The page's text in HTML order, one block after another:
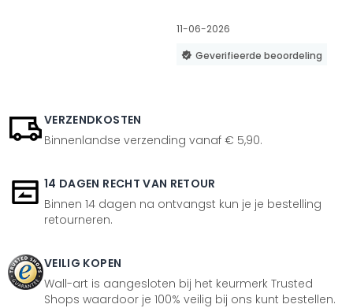
11-06-2026
Geverifieerde beoordeling
VERZENDKOSTEN
Binnenlandse verzending vanaf € 5,90.
14 DAGEN RECHT VAN RETOUR
Binnen 14 dagen na ontvangst kun je je bestelling
retourneren.
VEILIG KOPEN
Wall-art is aangesloten bij het keurmerk Trusted
Shops waardoor je 100% veilig bij ons kunt bestellen.